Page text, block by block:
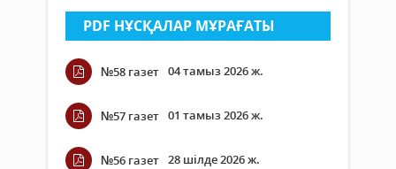
PDF НҰСҚАЛАР МҰРАҒАТЫ
№58 газет 04 тамыз 2026 ж.
№57 газет 01 тамыз 2026 ж.
№56 газет 28 шілде 2026 ж.